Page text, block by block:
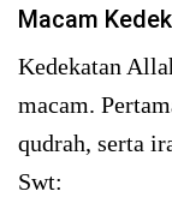
Macam
Kedekatan
macam.
qudrah, serta
Swt: